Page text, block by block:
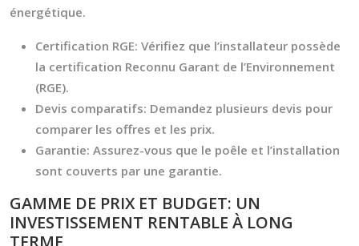
énergétique.
Certification RGE: Vérifiez que l’installateur possède
la certification Reconnu Garant de l’Environnement
(RGE).
Devis comparatifs: Demandez plusieurs devis pour
comparer les offres et les prix.
Garantie: Assurez-vous que le poêle et l’installation
sont couverts par une garantie.
GAMME DE PRIX ET BUDGET: UN
INVESTISSEMENT RENTABLE À LONG
TERME